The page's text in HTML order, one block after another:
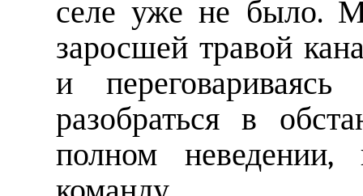
селе уже не было.
заросшей травой
и
разобраться в
полном